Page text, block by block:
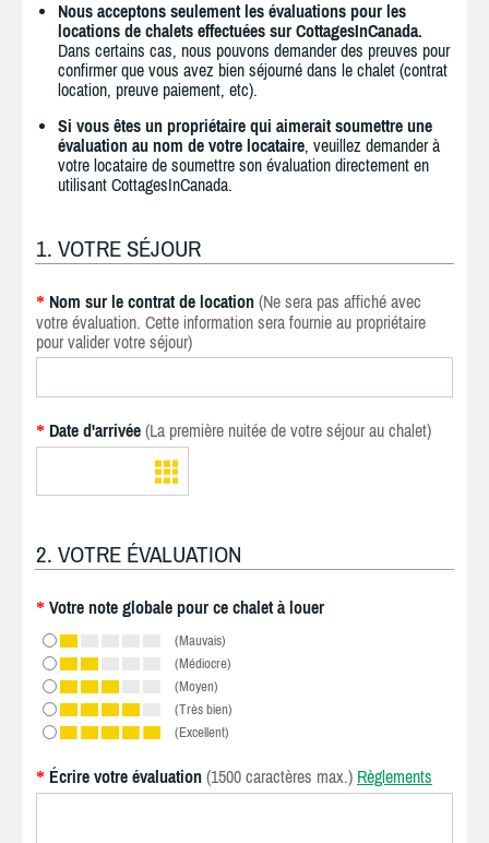
Nous acceptons seulement les évaluations pour les
locations de chalets effectuées sur CottagesInCanada.
Dans certains cas, nous pouvons demander des preuves pour
confirmer que vous avez bien séjourné dans le chalet (contrat
location, preuve paiement, etc).
Si vous êtes un propriétaire qui aimerait soumettre une
évaluation au nom de votre locataire, veuillez demander à
votre locataire de soumettre son évaluation directement en
utilisant CottagesInCanada.
1. VOTRE SÉJOUR
* Nom sur le contrat de location (Ne sera pas affiché avec
votre évaluation. Cette information sera fournie au propriétaire
pour valider votre séjour)
* Date d'arrivée (La première nuitée de votre séjour au chalet)
2. VOTRE ÉVALUATION
* Votre note globale pour ce chalet à louer
(Mauvais)
(Médiocre)
(Moyen)
(Très bien)
(Excellent)
* Écrire votre évaluation (1500 caractères max.) Règlements